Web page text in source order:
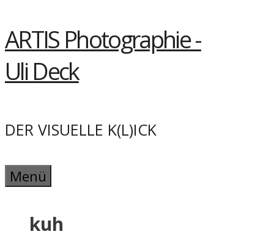
Springe
zum
Inhalt
ARTIS Photographie -
Uli Deck
DER VISUELLE K(L)ICK
Menü
kuh